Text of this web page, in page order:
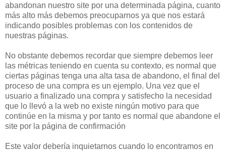
abandonan nuestro site por una determinada página, cuanto
más alto más debemos preocuparnos ya que nos estará
indicando posibles problemas con los contenidos de
nuestras páginas.
No obstante debemos recordar que siempre debemos leer
las métricas teniendo en cuenta su contexto, es normal que
ciertas páginas tenga una alta tasa de abandono, el final del
proceso de una compra es un ejemplo. Una vez que el
usuario a finalizado una compra y satisfecho la necesidad
que lo llevó a la web no existe ningún motivo para que
continúe en la misma y por tanto es normal que abandone el
site por la página de confirmación
Este valor debería inquietarnos cuando lo encontramos en